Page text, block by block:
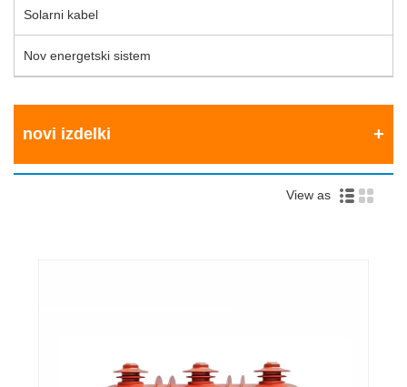
Solarni kabel
Nov energetski sistem
novi izdelki
View as